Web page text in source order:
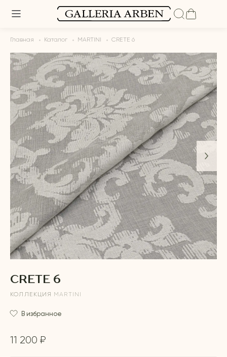
Главная Каталог MARTINI CRETE 6
CRETE 6
КОЛЛЕКЦИЯ MARTINI
В избранное
11 200 ₽